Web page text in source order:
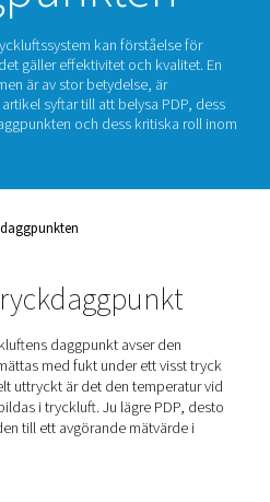
av tryckluftssystem kan
när det gäller effektivitet och
artikel syftar till att belysa
daggpunkten och dess
Tryckdaggpunkten